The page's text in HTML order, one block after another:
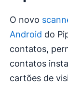
O novo
Android do
contatos,
contatos
cartões de